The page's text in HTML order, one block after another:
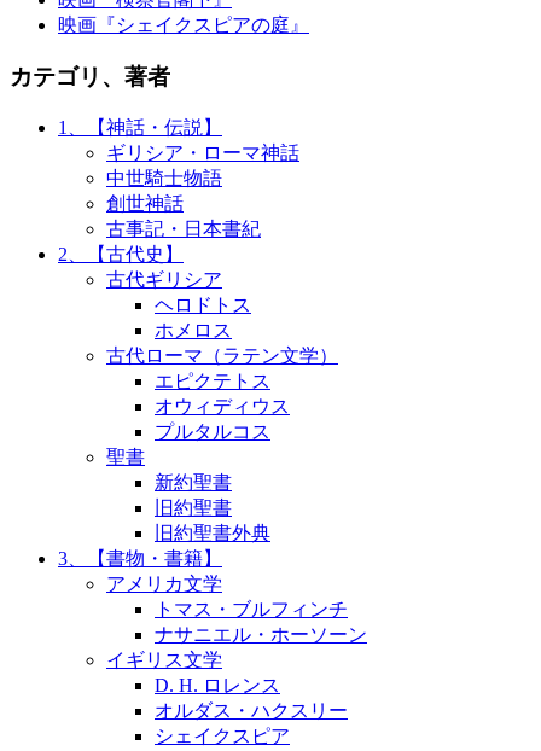
映画『シェイクスピアの庭』
カテゴリ、著者
1、【神話・伝説】
ギリシア・ローマ神話
中世騎士物語
創世神話
古事記・日本書紀
2、【古代史】
古代ギリシア
ヘロドトス
ホメロス
古代ローマ（ラテン文学）
エピクテトス
オウィディウス
プルタルコス
聖書
新約聖書
旧約聖書
旧約聖書外典
3、【書物・書籍】
アメリカ文学
トマス・ブルフィンチ
ナサニエル・ホーソーン
イギリス文学
D. H. ロレンス
オルダス・ハクスリー
シェイクスピア